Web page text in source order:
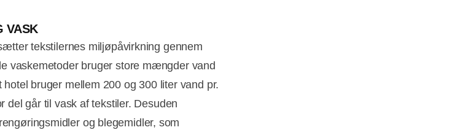
VASK
tekstilernes miljøpåvirkning gennem
vaskemetoder bruger store mængder vand
bruger mellem 200 og 300 liter vand pr.
del går til vask af tekstiler. Desuden
og blegemidler, som